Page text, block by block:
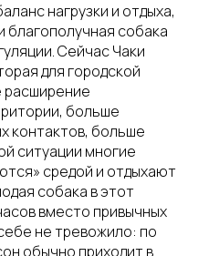
нагрузки и отдыха,
благополучная собака
Сейчас Чаки
для городской
расширение
больше
контактов, больше
ситуации многие
средой и отдыхают
собака в этот
вместо привычных
не тревожило: по
обычно приходит в